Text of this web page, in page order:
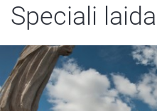
Speciali laida